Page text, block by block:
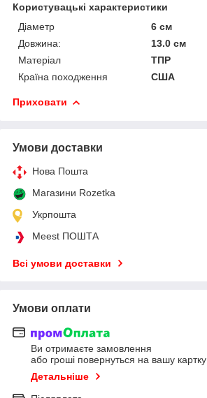
Користувацькі характеристики
Діаметр
6 см
Довжина:
13.0 см
Матеріал
ТПР
Країна походження
США
Приховати
Умови доставки
Нова Пошта
Магазини Rozetka
Укрпошта
Meest ПОШТА
Всі умови доставки
Умови оплати
Ви отримаєте замовлення
або гроші повернуться на вашу картку
Детальніше